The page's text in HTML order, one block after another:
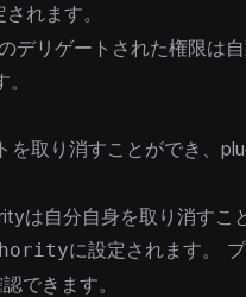
れます。
リゲートされた権限は自
取り消すことができ、
は自分自身を取り消すこ
に設定されます。
できます。